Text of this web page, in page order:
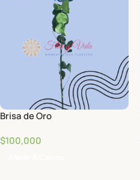
Brisa de Oro
$100,000